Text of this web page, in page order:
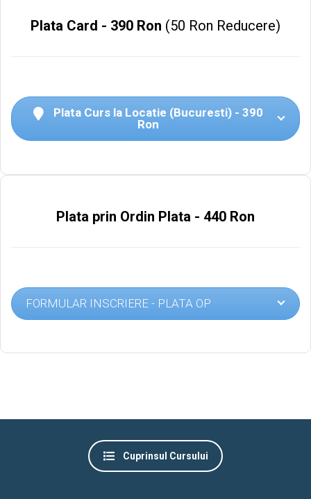
Plata Card - 390 Ron (50 Ron Reducere)
Plata Curs la Locatie (Bucuresti) - 390
Ron
Plata prin Ordin Plata - 440 Ron
FORMULAR INSCRIERE - PLATA OP
Cuprinsul Cursului